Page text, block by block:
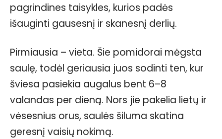
pagrindines taisykles, kurios padės
išauginti gausesnį ir skanesnį derlių.
Pirmiausia – vieta. Šie pomidorai mėgsta
saulę, todėl geriausia juos sodinti ten, kur
šviesa pasiekia augalus bent 6–8
valandas per dieną. Nors jie pakelia lietų ir
vėsesnius orus, saulės šiluma skatina
geresnį vaisių nokimą.